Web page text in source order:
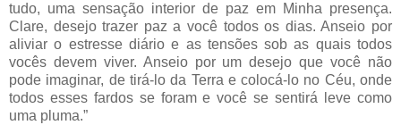
tudo, uma sensação interior de paz em Minha presença.
Clare, desejo trazer paz a você todos os dias. Anseio por
aliviar o estresse diário e as tensões sob as quais todos
vocês devem viver. Anseio por um desejo que você não
pode imaginar, de tirá-lo da Terra e colocá-lo no Céu, onde
todos esses fardos se foram e você se sentirá leve como
uma pluma.”